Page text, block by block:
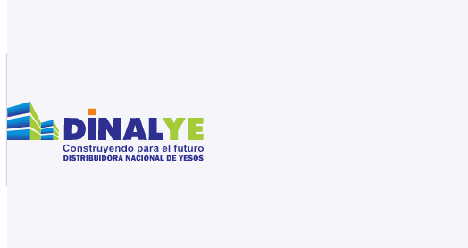
Catálogo de productos
Tienda / Drywall / Placas de yeso